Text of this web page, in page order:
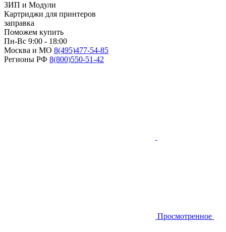
ЗИП и Модули
Картриджи для принтеров
заправка
Поможем купить
Пн-Вс 9:00 - 18:00
Москва и МО 8(495)477-54-85
Регионы РФ 8(800)550-51-42
Просмотренное